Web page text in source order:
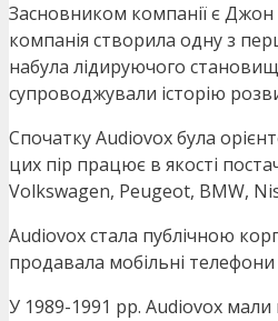
Засновником компанії є
компанія створила одну з
набула лідируючого
супроводжували історію
Спочатку Audiovox була
цих пір працює в якості
Volkswagen, Peugeot, BMW,
Audiovox стала публічною
продавала мобільні
У 1989-1991 рр. Audiovox мали